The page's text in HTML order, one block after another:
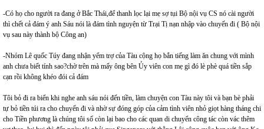
-Có họ cho người ra đang ở Bắc Thái,để thanh lọc lại mẹ sợ tụi Bộ nội vụ CS nó cài người
thì chết cả đám ý anh Sáu nói là đám tình nguyện từ Trại Tị nạn nhập vào chuyến đi ( Bộ nội
vụ sau này thành bộ Công an)
-Nhóm Lê quốc Túy đang nhận yểm trợ của Tàu cộng họ bắn tiếng làm ăn chung với mình
anh chưa biết tính sao?chờ trên mà mấy ông bên Ủy viên con mẹ gì đó lè phè quá tiền sắp
cạn rồi không khéo đói cả đám
Tôi bỏ đi ra biển khi nghe anh sáu nói đến tiền, làm chuyện con Tàu này tôi và bạn bè phải
tự bỏ tiền túi ra cho chuyến đi và nhờ sự đóng góp của cảm tình viên nhỏ giọt hàng tháng chi
cho Tiền phương là chúng tôi số còn lại bao cho các quan di chuyển công tác còn vác thêm